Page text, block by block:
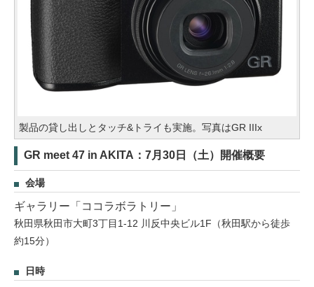
製品の貸し出しとタッチ&トライも実施。写真はGR IIIx
GR meet 47 in AKITA：7月30日（土）開催概要
会場
ギャラリー「ココラボラトリー」
秋田県秋田市大町3丁目1-12 川反中央ビル1F（秋田駅から徒歩
約15分）
日時